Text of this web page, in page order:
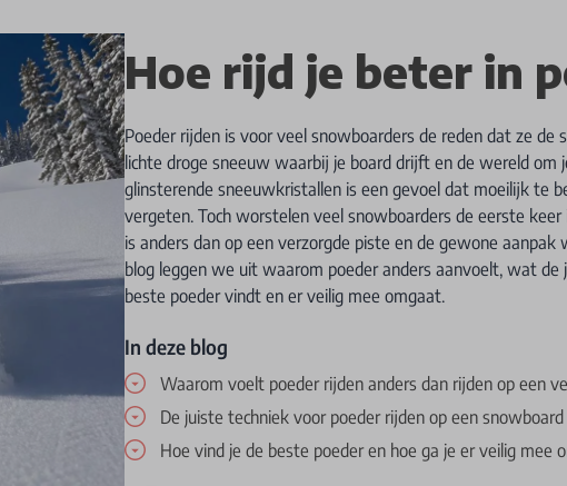
Hoe rijd je beter in
Poeder rijden is voor veel snowboarders de reden dat ze de
lichte droge sneeuw waarbij je board drijft en de wereld
glinsterende sneeuwkristallen is een gevoel dat moeilijk te
vergeten. Toch worstelen veel snowboarders de eerste
is anders dan op een verzorgde piste en de gewone
blog leggen we uit waarom poeder anders aanvoelt, wat de
beste poeder vindt en er veilig mee omgaat.
In deze blog
Waarom voelt poeder rijden anders dan rijden op een
De juiste techniek voor poeder rijden op een snowboard
Hoe vind je de beste poeder en hoe ga je er veilig mee